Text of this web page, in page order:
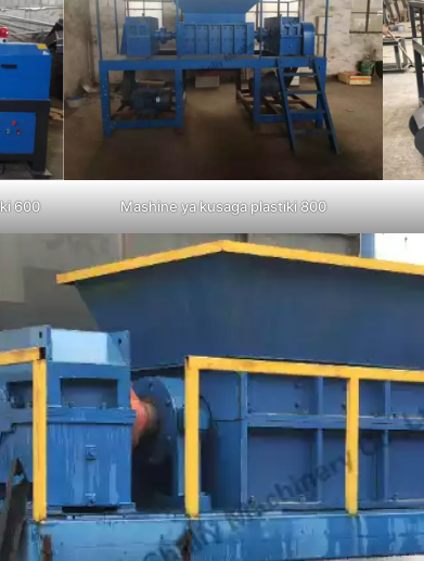
600 Mashine ya kusaga plastiki 800